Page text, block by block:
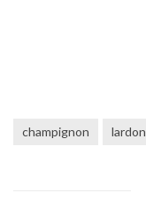
champignon lardon